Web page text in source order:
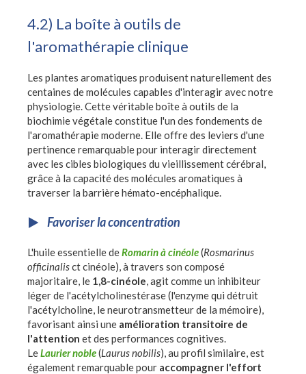
4.2) La boîte à outils de
l'aromathérapie clinique
Les plantes aromatiques produisent naturellement des
centaines de molécules capables d'interagir avec notre
physiologie. Cette véritable boîte à outils de la
biochimie végétale constitue l'un des fondements de
l'aromathérapie moderne. Elle offre des leviers d'une
pertinence remarquable pour interagir directement
avec les cibles biologiques du vieillissement cérébral,
grâce à la capacité des molécules aromatiques à
traverser la barrière hémato-encéphalique.
Favoriser la concentration
L'huile essentielle deRomarin à cinéole(Rosmarinus
officinalisct cinéole), à travers son composé
majoritaire, le 1,8-cinéole, agit comme un inhibiteur
léger de l'acétylcholinestérase (l'enzyme qui détruit
l'acétylcholine, le neurotransmetteur de la mémoire),
favorisant ainsi une amélioration transitoire de
l'attention et des performances cognitives.
LeLaurier noble(Laurus nobilis), au profil similaire, est
également remarquable pour accompagner l'effort